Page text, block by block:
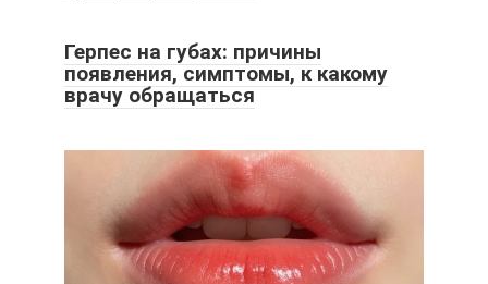
Герпес на губах: причины
появления, симптомы, к какому
врачу обращаться